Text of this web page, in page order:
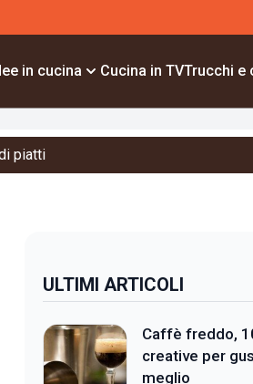
in cucina Cucina in TVTrucchi e
piatti
ULTIMI ARTICOLI
Caffè freddo,
creative per
meglio